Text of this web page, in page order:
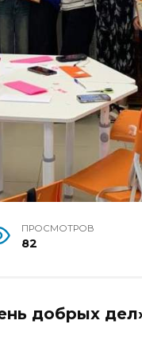
ПРОСМОТРОВ
82
добрых